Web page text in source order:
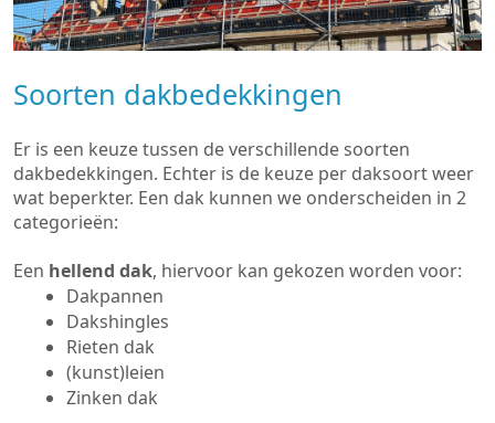
Soorten dakbedekkingen
Er is een keuze tussen de verschillende soorten
dakbedekkingen. Echter is de keuze per daksoort weer
wat beperkter. Een dak kunnen we onderscheiden in 2
categorieën:
Een hellend dak, hiervoor kan gekozen worden voor:
Dakpannen
Dakshingles
Rieten dak
(kunst)leien
Zinken dak